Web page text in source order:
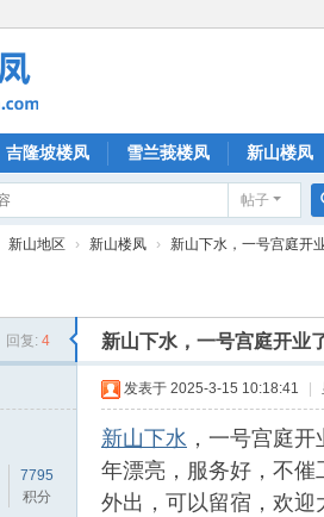
吉隆坡楼凤 雪兰莪楼凤 新山楼凤
帖子
新山地区 › 新山楼凤 › 新山下水，一号宫庭开
回复: 4 新山下水，一号宫庭开业
7795
积分
发表于 2025-3-15 10:18:41
新山下水 ，一号宫庭
年漂亮，服务好，不
外出，可以留宿，欢迎